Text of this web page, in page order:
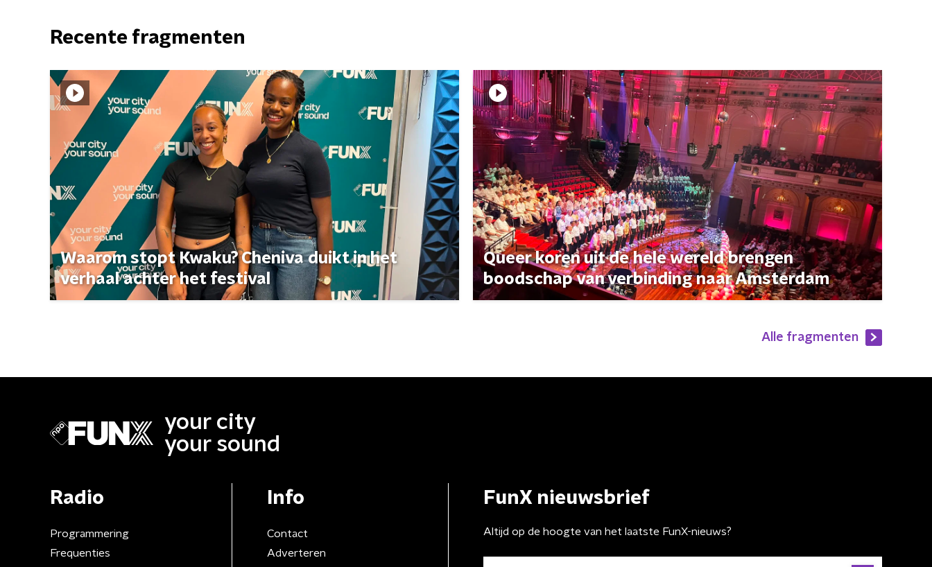
Recente fragmenten
Waarom stopt Kwaku? Cheniva duikt in het
verhaal achter het festival
Queer koren uit de hele wereld brengen
boodschap van verbinding naar Amsterdam
Alle fragmenten
your city
your sound
Radio
Programmering
Frequenties
Info
Contact
Adverteren
FunX nieuwsbrief
Altijd op de hoogte van het laatste FunX-nieuws?